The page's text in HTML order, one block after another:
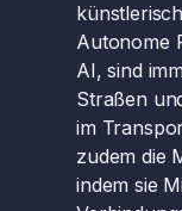
Autonome
AI, sind
Straßen
im
zudem die
indem sie